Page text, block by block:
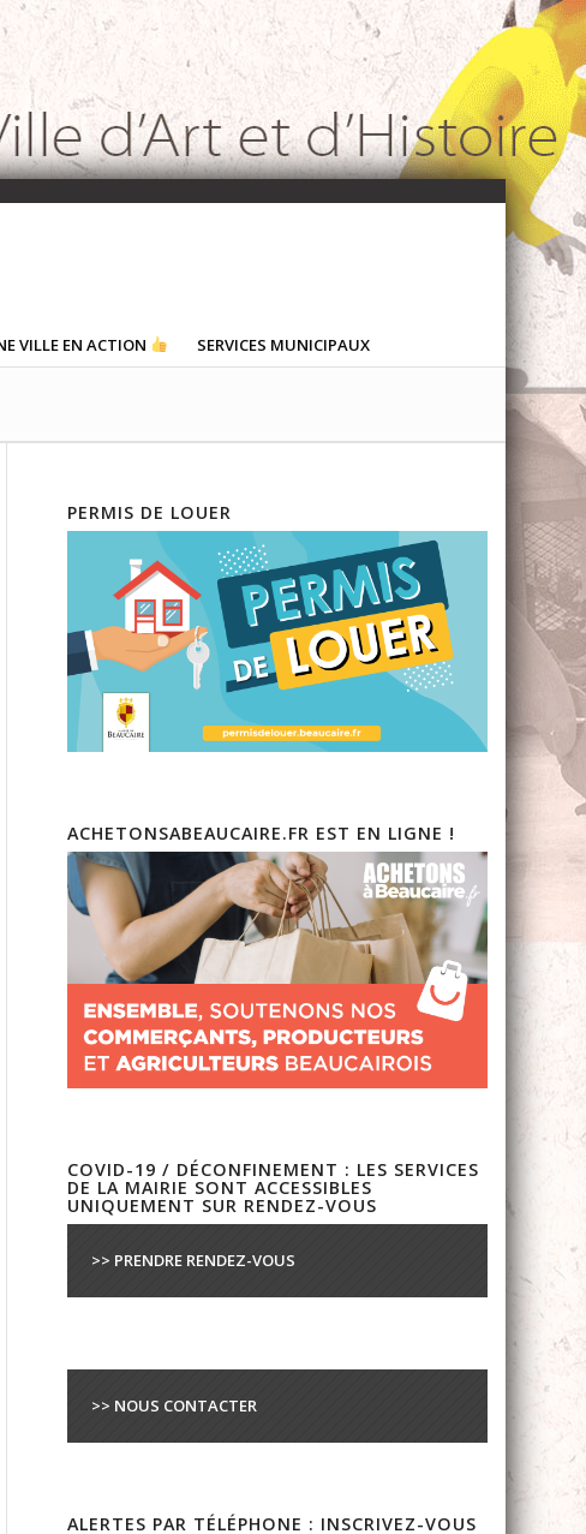
VILLE EN ACTION SERVICES MUNICIPAUX
PERMIS DE LOUER
ACHETONSABEAUCAIRE.FR EST EN LIGNE !
COVID-19 / DÉCONFINEMENT : LES SERVICES
DE LA MAIRIE SONT ACCESSIBLES
UNIQUEMENT SUR RENDEZ-VOUS
>> PRENDRE RENDEZ-VOUS
>> NOUS CONTACTER
ALERTES PAR TÉLÉPHONE : INSCRIVEZ-VOUS